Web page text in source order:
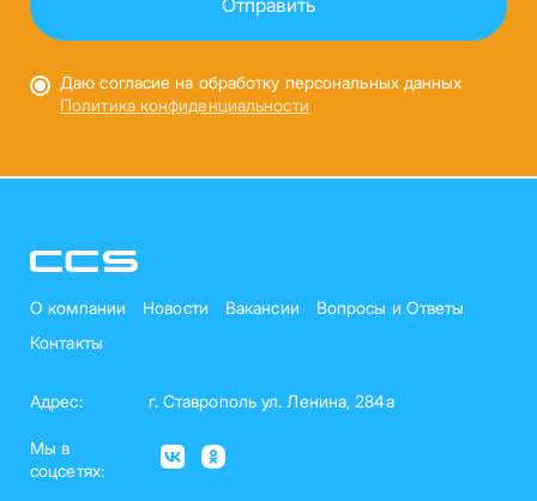
Даю согласие на обработку персональных данных
Политика конфиденциальности
О компании Новости Вакансии
Вопросы и Ответы
Контакты
Адрес: г. Ставрополь ул. Ленина, 284а
Мы в
соцсетях: